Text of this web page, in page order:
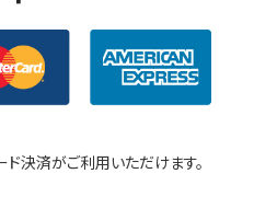
ド決済がご利用いただけます。